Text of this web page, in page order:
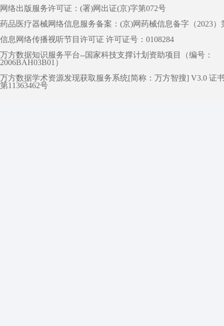
网络出版服务许可证：(署)网出证(京)字第072号
药品医疗器械网络信息服务备案：(京)网药械信息备字（2023）
信息网络传播视听节目许可证 许可证号：0108284
万方数据知识服务平台--国家科技支撑计划资助项目（编号：
2006BAH03B01）
万方数据学术资源发现获取服务系统[简称：万方智搜] V3.0 证
第11363462号